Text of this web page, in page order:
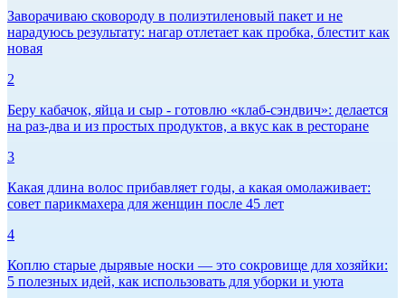
Заворачиваю сковороду в полиэтиленовый пакет и не
нарадуюсь результату: нагар отлетает как пробка, блестит как
новая
2
Беру кабачок, яйца и сыр - готовлю «клаб-сэндвич»: делается
на раз-два и из простых продуктов, а вкус как в ресторане
3
Какая длина волос прибавляет годы, а какая омолаживает:
совет парикмахера для женщин после 45 лет
4
Коплю старые дырявые носки — это сокровище для хозяйки:
5 полезных идей, как использовать для уборки и уюта